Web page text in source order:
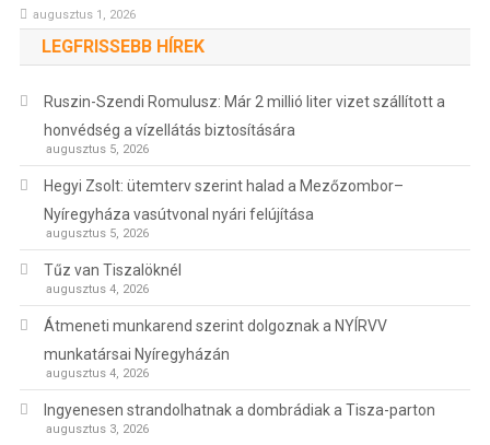
augusztus 1, 2026
LEGFRISSEBB HÍREK
Ruszin-Szendi Romulusz: Már 2 millió liter vizet szállított a
honvédség a vízellátás biztosítására
augusztus 5, 2026
Hegyi Zsolt: ütemterv szerint halad a Mezőzombor–
Nyíregyháza vasútvonal nyári felújítása
augusztus 5, 2026
Tűz van Tiszalöknél
augusztus 4, 2026
Átmeneti munkarend szerint dolgoznak a NYÍRVV
munkatársai Nyíregyházán
augusztus 4, 2026
Ingyenesen strandolhatnak a dombrádiak a Tisza-parton
augusztus 3, 2026